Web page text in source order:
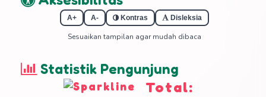
A+ A- Kontras Disleksia
Sesuaikan tampilan agar mudah dibaca
Statistik Pengunjung
Total: